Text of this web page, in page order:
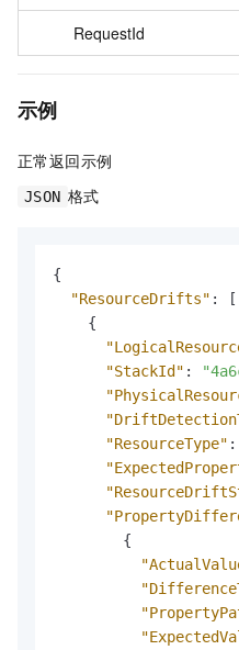
RequestId
示例
正常返回示例
JSON 格式
{
"ResourceDrifts" :
[
{
"StackId" :
"ResourceType" :
{